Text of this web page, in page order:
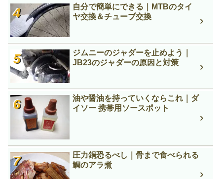
自分で簡単にできる｜MTBのタイ
ヤ交換＆チューブ交換
ジムニーのジャダーを止めよう｜
JB23のジャダーの原因と対策
油や醤油を持っていくならこれ｜ダ
イソー 携帯用ソースポット
圧力鍋恐るべし｜骨まで食べられる
鯛のアラ煮